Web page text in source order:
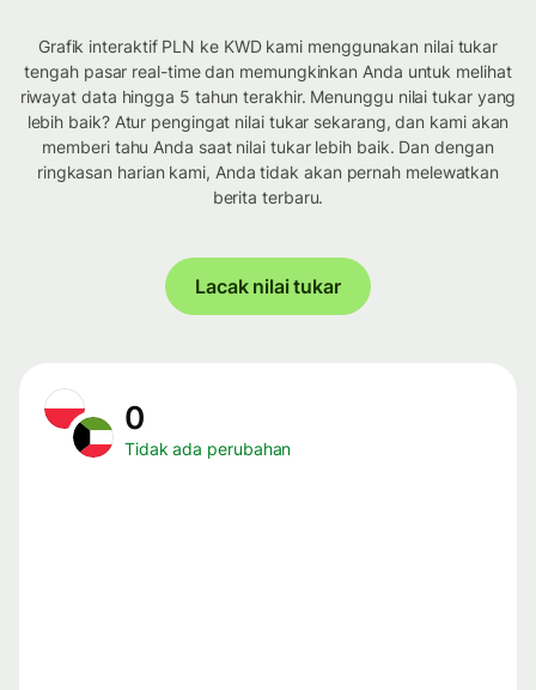
Grafik interaktif PLN ke KWD kami menggunakan nilai tukar
tengah pasar real-time dan memungkinkan Anda untuk melihat
riwayat data hingga 5 tahun terakhir. Menunggu nilai tukar yang
lebih baik? Atur pengingat nilai tukar sekarang, dan kami akan
memberi tahu Anda saat nilai tukar lebih baik. Dan dengan
ringkasan harian kami, Anda tidak akan pernah melewatkan
berita terbaru.
Lacak nilai tukar
0
Tidak ada perubahan